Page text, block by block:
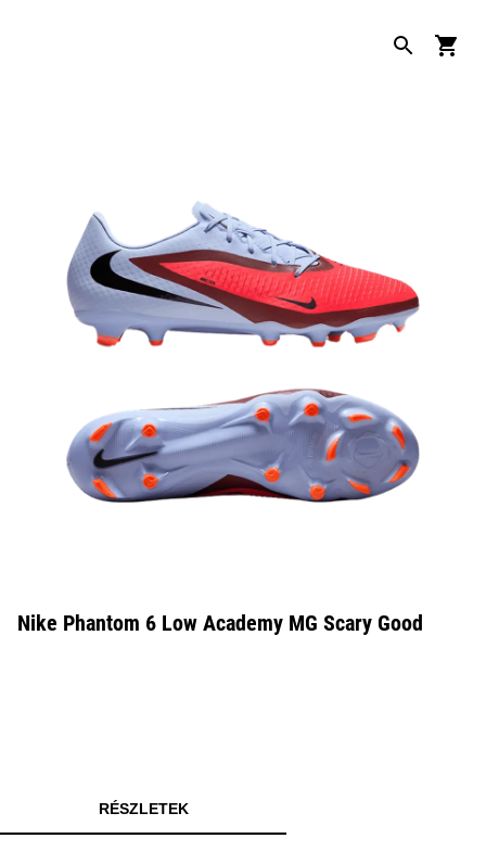
Nike Phantom 6 Low Academy MG Scary Good
RÉSZLETEK